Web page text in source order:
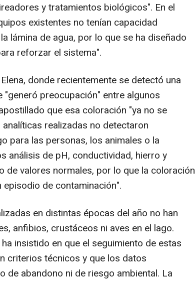
y tratamientos biológicos". En el
existentes no tenían capacidad
lámina de agua, por lo que se ha diseñado
reforzar el sistema".
donde recientemente se detectó una
preocupación" entre algunos
que esa coloración "ya no se
realizadas no detectaron
para las personas, los animales o la
análisis de pH, conductividad, hierro y
de valores normales, por lo que la coloración
de contaminación".
en distintas épocas del año no han
anfibios, crustáceos ni aves en el lago.
insistido en que el seguimiento de estas
criterios técnicos y que los datos
de abandono ni de riesgo ambiental. La